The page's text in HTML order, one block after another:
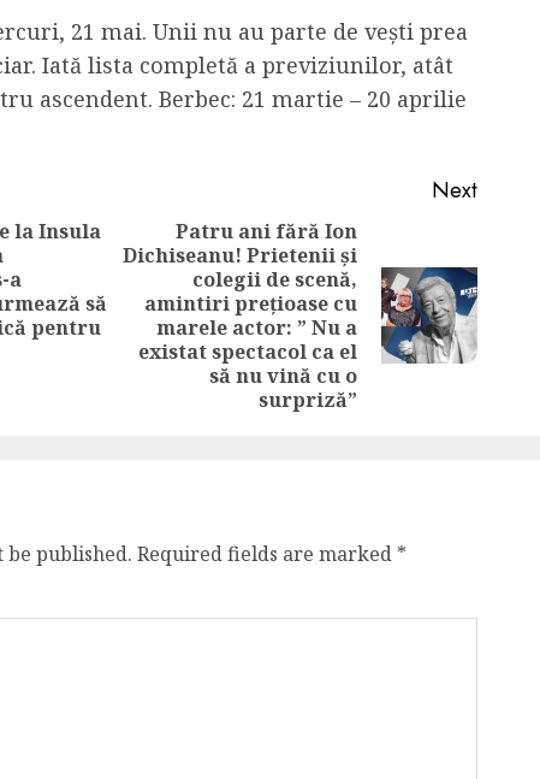
21 mai. Unii nu au parte de vești prea
Iată lista completă a previziunilor, atât
ascendent. Berbec: 21 martie – 20 aprilie
Previous
post:
la Insula
a
să
pentru
Next
Next
post:
Patru ani fără Ion
Dichiseanu! Prietenii și
colegii de scenă,
amintiri prețioase cu
marele actor: ” Nu a
existat spectacol ca el
să nu vină cu o
surpriză”
published. Required fields are marked *